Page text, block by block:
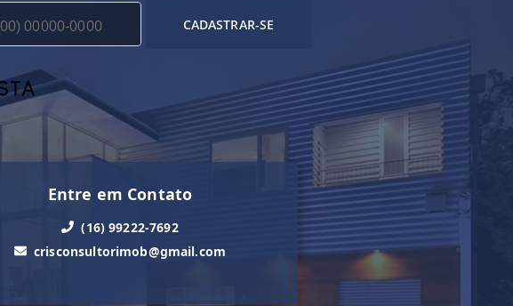
CADASTRAR-SE
Entre em Contato
(16) 99222-7692
crisconsultorimob@gmail.com